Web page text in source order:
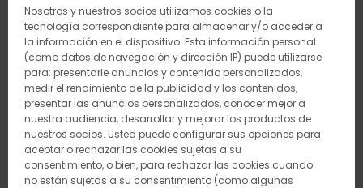
Nosotros y nuestros socios utilizamos cookies o la
tecnología correspondiente para almacenar y/o acceder a
la información en el dispositivo. Esta información personal
(como datos de navegación y dirección IP) puede utilizarse
para: presentarle anuncios y contenido personalizados,
medir el rendimiento de la publicidad y los contenidos,
presentar las anuncios personalizados, conocer mejor a
nuestra audiencia, desarrollar y mejorar los productos de
nuestros socios. Usted puede configurar sus opciones para
aceptar o rechazar las cookies sujetas a su
consentimiento, o bien, para rechazar las cookies cuando
no están sujetas a su consentimiento (como algunas